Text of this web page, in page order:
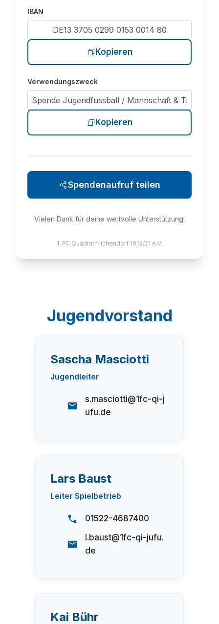
IBAN
Kopieren
Verwendungszweck
Kopieren
Spendenaufruf teilen
Vielen Dank für deine wertvolle Unterstützung!
1. FC Quadrath-Ichendorf 1913/21 e.V.
Jugendvorstand
Sascha Masciotti
Jugendleiter
s.masciotti@1fc-qi-j
ufu.de
Lars Baust
Leiter Spielbetrieb
01522-4687400
l.baust@1fc-qi-jufu.
de
Kai Bühr